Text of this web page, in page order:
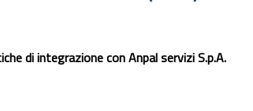
di integrazione con Anpal servizi S.p.A.